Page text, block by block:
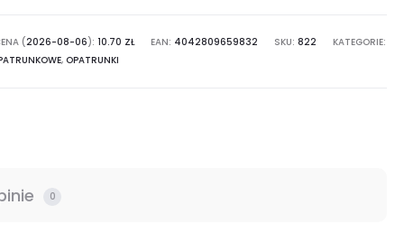
(2026-08-06): 10.70 ZŁ EAN: 4042809659832 SKU: 822
KATEGORIE:
, OPATRUNKI
0